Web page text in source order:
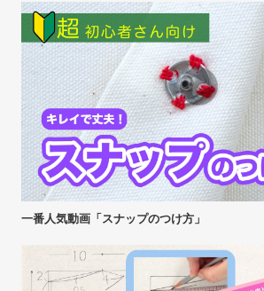
一番人気動画「スナップのつけ方」